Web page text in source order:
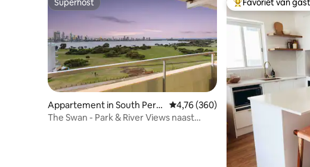
Superhost
Superhost
Appartement in South Pert
h
Gemiddelde beoordeling van 4,76
4,76 (360)
The Swan - Park & River Views naast
Topfavoriet van
Favoriet van